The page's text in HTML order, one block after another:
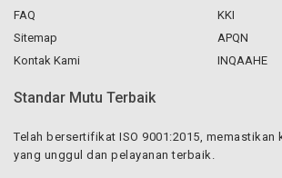
FAQ
Sitemap
Kontak Kami
KKI
APQN
INQAAHE
Standar Mutu Terbaik
Telah bersertifikat ISO 9001:2015, memastikan
yang unggul dan pelayanan terbaik.